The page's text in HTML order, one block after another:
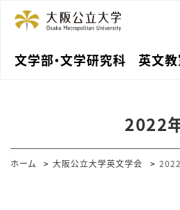
文学部・文学研究科 英文教
2022
ホーム 大阪公立大学英文学会